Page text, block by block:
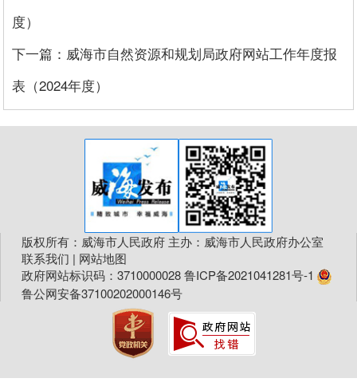
度）
下一篇：威海市自然资源和规划局政府网站工作年度报
表（2024年度）
版权所有：威海市人民政府 主办：威海市人民政府办公室
联系我们 | 网站地图
政府网站标识码：3710000028鲁ICP备2021041281号-1
鲁公网安备37100202000146号